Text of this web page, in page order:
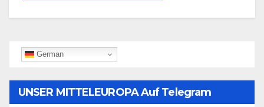
German
UNSER MITTELEUROPA Auf Telegram